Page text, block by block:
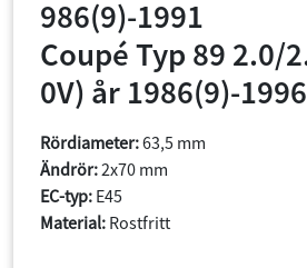
986(9)-1991
Coupé Typ 89 2.0/
0V) år 1986(9)-1996
Rördiameter:63,5 mm
Ändrör:2x70 mm
EC-typ: E45
Material: Rostfritt